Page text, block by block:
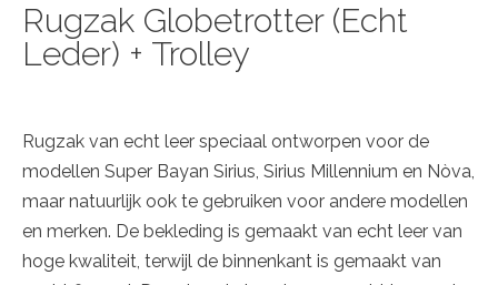
Rugzak Globetrotter (echt
Leder) + Trolley
Rugzak van echt leer speciaal ontworpen voor de
modellen Super Bayan Sirius, Sirius Millennium en Nòva,
maar natuurlijk ook te gebruiken voor andere modellen
en merken. De bekleding is gemaakt van echt leer van
hoge kwaliteit, terwijl de binnenkant is gemaakt van